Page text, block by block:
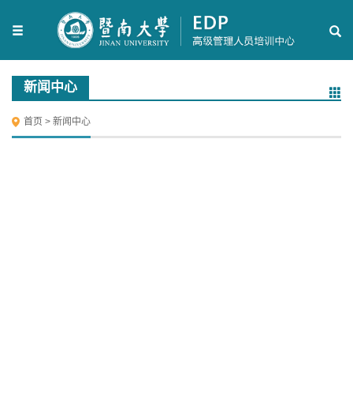
新闻中心
首页 > 新闻中心